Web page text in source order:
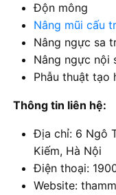
Độn mông
Nâng mũi cấu
Nâng ngực sa
Nâng ngực nội
Phẫu thuật tạo
Thông tin liên hệ:
Địa chỉ: 6 Ngô
Kiếm, Hà Nội
Điện thoại:
Website: